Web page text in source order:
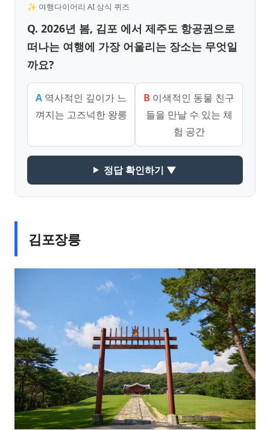
✨ 여행다이어리 AI 상식 퀴즈
Q. 2026년 봄, 김포 에서 제주도 항공권으로
떠나는 여행에 가장 어울리는 장소는 무엇일
까요?
A 역사적인 깊이가 느
껴지는 고즈넉한 왕릉
B 이색적인 동물 친구
들을 만날 수 있는 체
험 공간
정답 확인하기 ▼
김포장릉